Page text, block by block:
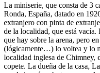
La miniserie, que consta de 3
Ronda, España, datado en
extranjero con pinta de
de la localidad, que está
que hay sobre la arena, pero
(lógicamente…) lo voltea y lo
localidad inglesa de Chimney,
copete. La dueña de la casa,